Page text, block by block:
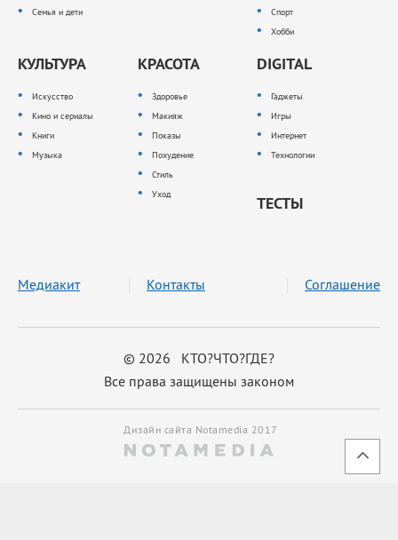
Семья и дети
Спорт
Хобби
КУЛЬТУРА
Искусство
Кино и сериалы
Книги
Музыка
КРАСОТА
Здоровье
Макияж
Показы
Похудение
Стиль
Уход
DIGITAL
Гаджеты
Игры
Интернет
Технологии
ТЕСТЫ
© 2026 КТО?ЧТО?ГДЕ?
Все права защищены законом
Медиакит Контакты Соглашение
Дизайн сайта Notamedia 2017